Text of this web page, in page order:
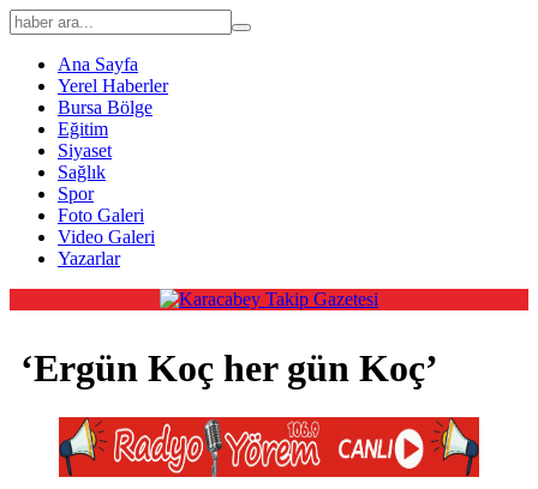
Ana Sayfa
Yerel Haberler
Bursa Bölge
Eğitim
Siyaset
Sağlık
Spor
Foto Galeri
Video Galeri
Yazarlar
‘Ergün Koç her gün Koç’